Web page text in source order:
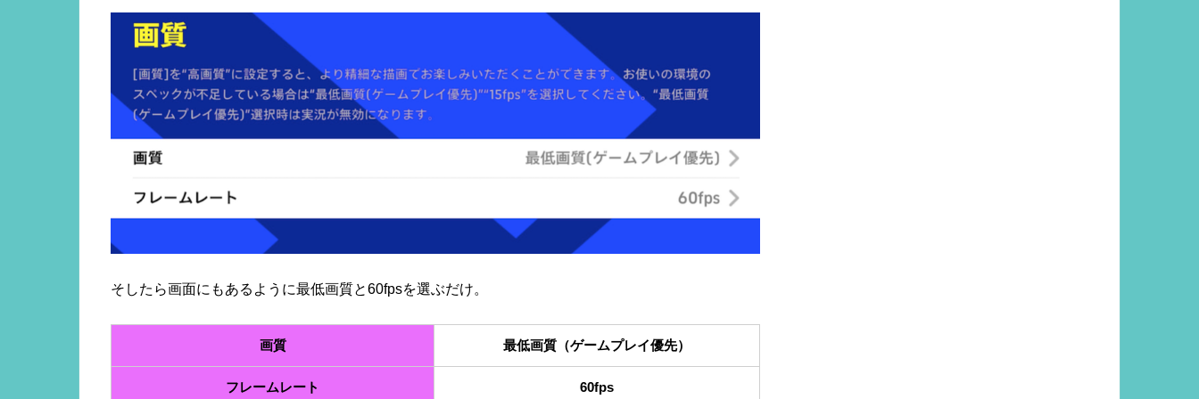
そしたら画面にもあるように最低画質と60fpsを選ぶだけ。
画質 最低画質（ゲームプレイ優先）
フレームレート 60fps